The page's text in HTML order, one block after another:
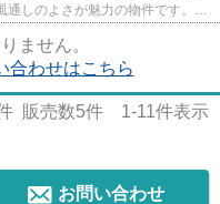
通しのよさが魅力の物件です。こ
ません。
合わせはこちら
販売数5件 1-11件表示
お問い合わせ